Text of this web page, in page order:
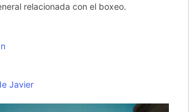
relacionada con el boxeo.
Javier